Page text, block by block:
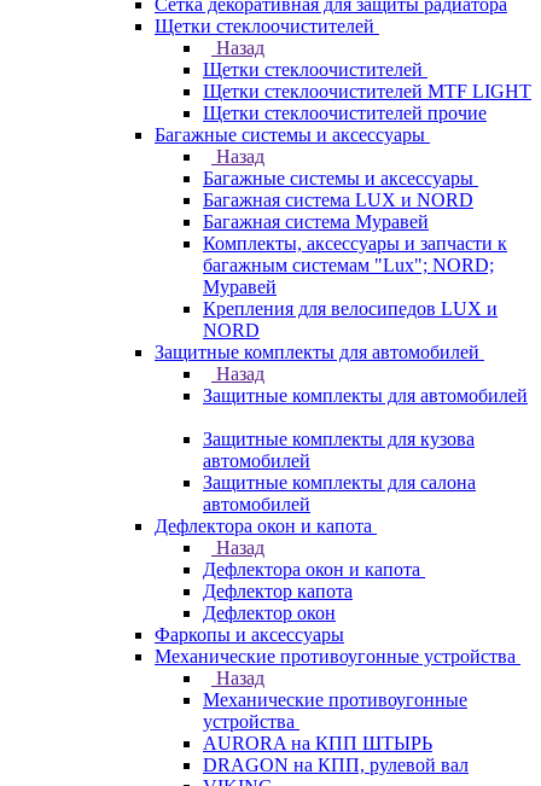
Сетка декоративная для защиты радиатора
Щетки стеклоочистителей
Назад
Щетки стеклоочистителей
Щетки стеклоочистителей MTF LIGHT
Щетки стеклоочистителей прочие
Багажные системы и аксессуары
Назад
Багажные системы и аксессуары
Багажная система LUX и NORD
Багажная система Муравей
Комплекты, аксессуары и запчасти к
багажным системам "Lux"; NORD;
Муравей
Крепления для велосипедов LUX и
NORD
Защитные комплекты для автомобилей
Назад
Защитные комплекты для автомобилей
Защитные комплекты для кузова
автомобилей
Защитные комплекты для салона
автомобилей
Дефлектора окон и капота
Назад
Дефлектора окон и капота
Дефлектор капота
Дефлектор окон
Фаркопы и аксессуары
Механические противоугонные устройства
Назад
Механические противоугонные
устройства
AURORA на КПП ШТЫРЬ
DRAGON на КПП, рулевой вал